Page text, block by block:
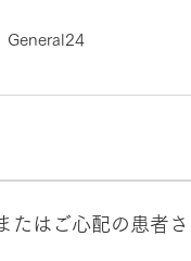
General24
症状のない方からの
たはご心配の患者